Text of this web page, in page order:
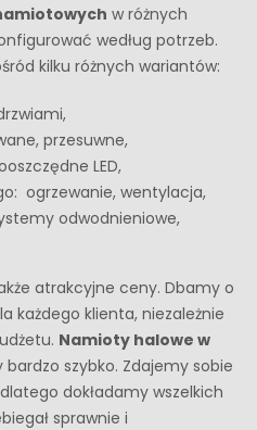
w różnych
według potrzeb.
kilku różnych wariantów:
przesuwne,
LED,
ogrzewanie, wentylacja,
odwodnieniowe,
atrakcyjne ceny. Dbamy o
każdego klienta, niezależnie
Namioty halowe w
szybko. Zdajemy sobie
dokładamy wszelkich
sprawnie i